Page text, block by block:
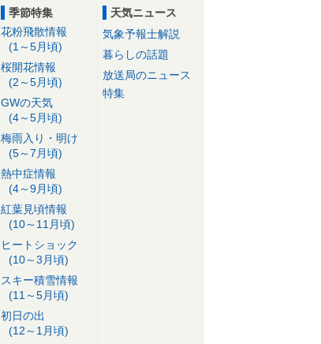
季節特集
花粉飛散情報
(1～5月頃)
桜開花情報
(2～5月頃)
GWの天気
(4～5月頃)
梅雨入り・明け
(5～7月頃)
熱中症情報
(4～9月頃)
紅葉見頃情報
(10～11月頃)
ヒートショック
(10～3月頃)
スキー積雪情報
(11～5月頃)
初日の出
(12～1月頃)
天気ニュース
気象予報士解説
暮らしの話題
放送局のニュース
特集